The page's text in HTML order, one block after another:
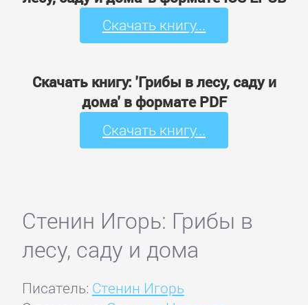
Скачать книгу...
Скачать книгу: 'Грибы в лесу, саду и
дома' в формате PDF
Скачать книгу...
Стенин Игорь: Грибы в
лесу, саду и дома
Писатель: Стенин Игорь